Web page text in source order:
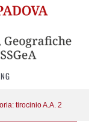
tirocinio A.A. 2014/